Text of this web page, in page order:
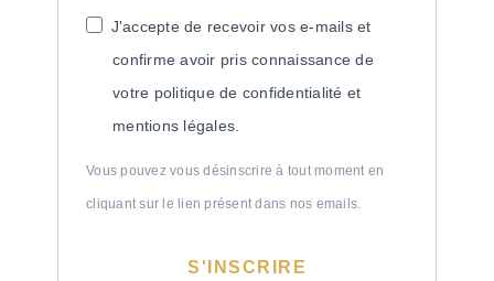
J'accepte de recevoir vos e-mails et
confirme avoir pris connaissance de
votre politique de confidentialité et
mentions légales.
Vous pouvez vous désinscrire à tout moment en
cliquant sur le lien présent dans nos emails.
S'INSCRIRE